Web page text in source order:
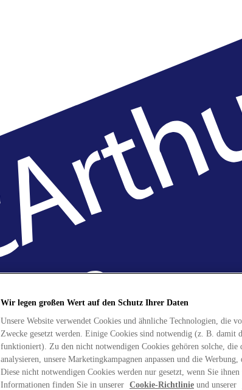
Wir legen großen Wert auf den Schutz Ihrer Daten
Unsere Website verwendet Cookies und ähnliche Technologien, die
Zwecke gesetzt werden. Einige Cookies sind notwendig (z. B. damit
funktioniert). Zu den nicht notwendigen Cookies gehören solche, die
analysieren, unsere Marketingkampagnen anpassen und die Werbung,
Diese nicht notwendigen Cookies werden nur gesetzt, wenn Sie
Informationen finden Sie in unserer Cookie-Richtlinie und unserer